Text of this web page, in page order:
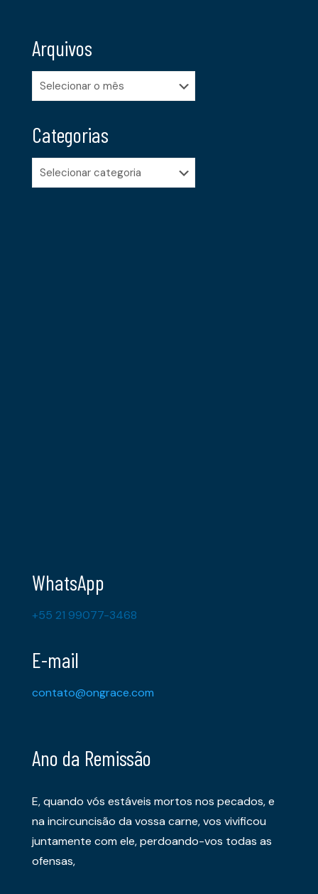
Arquivos
Arquivos
Categorias
Categorias
WhatsApp
+55 21 99077-3468
E-mail
contato@ongrace.com
Ano da Remissão
E, quando vós estáveis mortos nos pecados, e
na incircuncisão da vossa carne, vos vivificou
juntamente com ele, perdoando-vos todas as
ofensas,